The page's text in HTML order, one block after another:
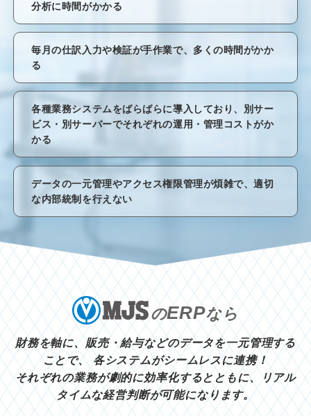
分析に時間がかかる
毎月の仕訳入力や検証が手作業で、多くの時間がかか
る
各種業務システムをばらばらに導入しており、別サー
ビス・別サーバーでそれぞれの運用・管理コストがか
かる
データの一元管理やアクセス権限管理が煩雑で、適切
な内部統制を行えない
のERPなら
財務を軸に、販売・給与などのデータを一元管理する
ことで、
各システムがシームレスに連携！
それぞれの業務が劇的に効率化するとともに、リアル
タイムな経営判断が可能になります。